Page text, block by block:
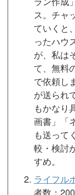
ス。チャ
ていくと
ったハウ
が、私は
て、無料
で依頼し
が送られ
もかなり
画書」「
も送って
較・検討
すめ。
ライフル
者数：